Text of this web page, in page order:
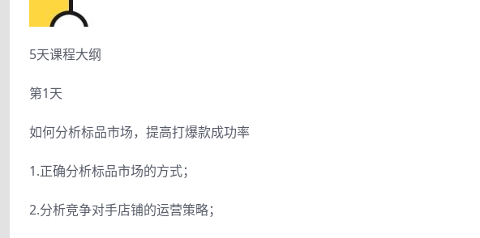
5天课程大纲
第1天
如何分析标品市场，提高打爆款成功率
1.正确分析标品市场的方式；
2.分析竞争对手店铺的运营策略；